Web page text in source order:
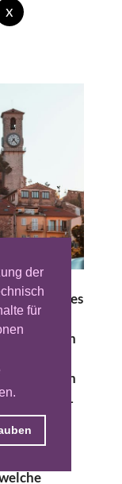
der
für
x
in Cannes
Jahr
Strand von
zur
zählen
mit 21